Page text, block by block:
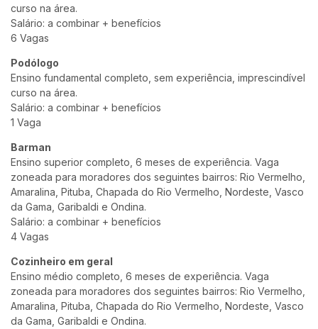
curso na área.
Salário: a combinar + benefícios
6 Vagas
Podólogo
Ensino fundamental completo, sem experiência, imprescindível
curso na área.
Salário: a combinar + benefícios
1 Vaga
Barman
Ensino superior completo, 6 meses de experiência. Vaga
zoneada para moradores dos seguintes bairros: Rio Vermelho,
Amaralina, Pituba, Chapada do Rio Vermelho, Nordeste, Vasco
da Gama, Garibaldi e Ondina.
Salário: a combinar + benefícios
4 Vagas
Cozinheiro em geral
Ensino médio completo, 6 meses de experiência. Vaga
zoneada para moradores dos seguintes bairros: Rio Vermelho,
Amaralina, Pituba, Chapada do Rio Vermelho, Nordeste, Vasco
da Gama, Garibaldi e Ondina.